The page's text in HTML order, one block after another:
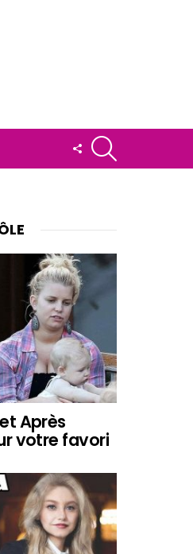
FOLLOW
US
Après
votre favori